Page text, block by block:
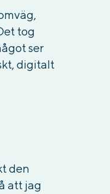
tog
ser
digitalt
den
att jag